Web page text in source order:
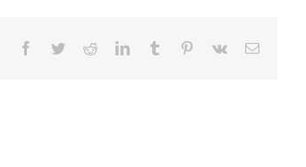
Facebook
TwitterRedditLinkedInTumblr Pinterest
Vk
Correo